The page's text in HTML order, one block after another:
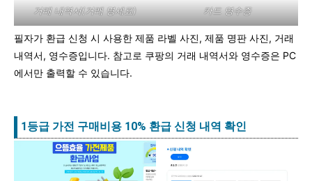
거래 내역서(거래 명세표) 카드 영수증
필자가 환급 신청 시 사용한 제품 라벨 사진, 제품 명판 사진, 거래
내역서, 영수증입니다. 참고로 쿠팡의 거래 내역서와 영수증은 PC
에서만 출력할 수 있습니다.
1등급 가전 구매비용 10% 환급 신청 내역 확인